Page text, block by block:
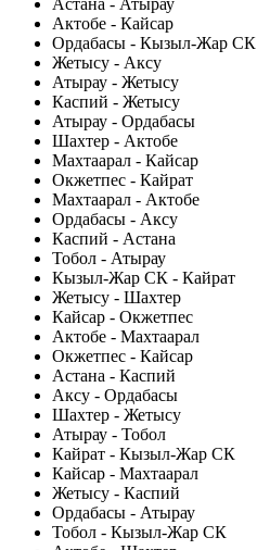
Астана - Атырау
Актобе - Кайсар
Ордабасы - Кызыл-Жар СК
Жетысу - Аксу
Атырау - Жетысу
Каспий - Жетысу
Атырау - Ордабасы
Шахтер - Актобе
Махтаарал - Кайсар
Окжетпес - Кайрат
Махтаарал - Актобе
Ордабасы - Аксу
Каспий - Астана
Тобол - Атырау
Кызыл-Жар СК - Кайрат
Жетысу - Шахтер
Кайсар - Окжетпес
Актобе - Махтаарал
Окжетпес - Кайсар
Астана - Каспий
Аксу - Ордабасы
Шахтер - Жетысу
Атырау - Тобол
Кайрат - Кызыл-Жар СК
Кайсар - Махтаарал
Жетысу - Каспий
Ордабасы - Атырау
Тобол - Кызыл-Жар СК